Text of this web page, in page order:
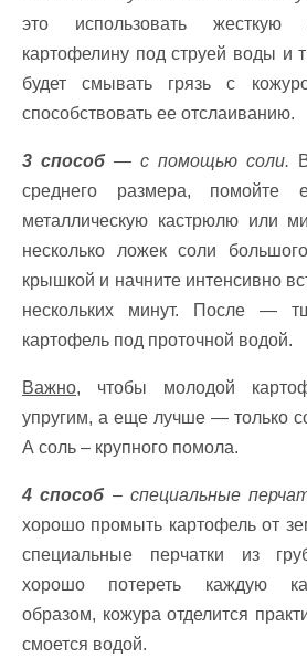
это использовать жесткую
картофелину под струей воды и
будет смывать грязь с
способствовать ее отслаиванию.
3 способ— с помощью соли.
среднего размера,
металлическую кастрюлю или
несколько ложек соли
крышкой и начните интенсивно
нескольких минут. После —
картофель под проточной водой.
Важно, чтобы молодой
упругим, а еще лучше — только
А соль – крупного помола.
4 способ– специальные
хорошо промыть картофель от
специальные перчатки из
хорошо потереть каждую
образом, кожура отделится
смоется водой.